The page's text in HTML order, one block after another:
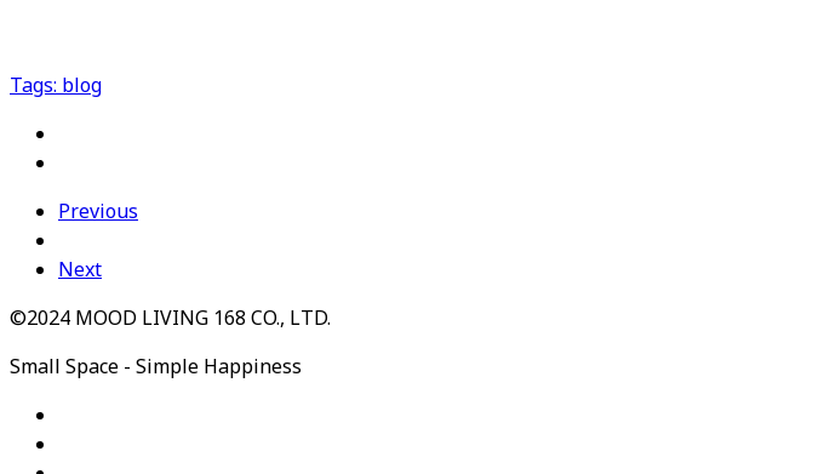
Tags:blog
Previous
Next
©2024 MOOD LIVING 168 CO., LTD.
Small Space - Simple Happiness